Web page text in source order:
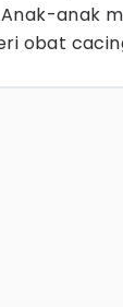
anak
obat